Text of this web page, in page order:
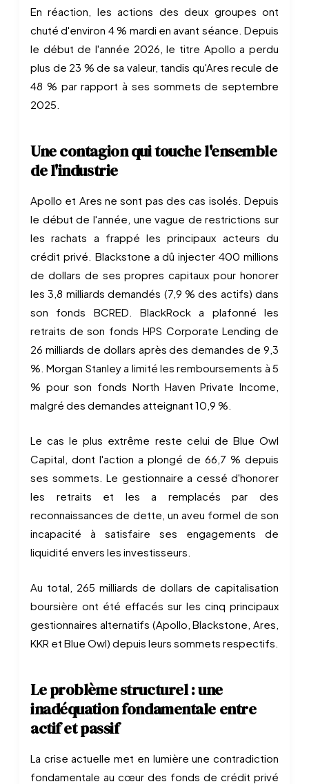
En réaction, les actions des deux groupes ont
chuté d'environ 4 % mardi en avant séance. Depuis
le début de l'année 2026, le titre Apollo a perdu
plus de 23 % de sa valeur, tandis qu'Ares recule de
48 % par rapport à ses sommets de septembre
2025.
Une contagion qui touche l'ensemble
de l'industrie
Apollo et Ares ne sont pas des cas isolés. Depuis
le début de l'année, une vague de restrictions sur
les rachats a frappé les principaux acteurs du
crédit privé. Blackstone a dû injecter 400 millions
de dollars de ses propres capitaux pour honorer
les 3,8 milliards demandés (7,9 % des actifs) dans
son fonds BCRED. BlackRock a plafonné les
retraits de son fonds HPS Corporate Lending de
26 milliards de dollars après des demandes de 9,3
%. Morgan Stanley a limité les remboursements à 5
% pour son fonds North Haven Private Income,
malgré des demandes atteignant 10,9 %.
Le cas le plus extrême reste celui de Blue Owl
Capital, dont l'action a plongé de 66,7 % depuis
ses sommets. Le gestionnaire a cessé d'honorer
les retraits et les a remplacés par des
reconnaissances de dette, un aveu formel de son
incapacité à satisfaire ses engagements de
liquidité envers les investisseurs.
Au total, 265 milliards de dollars de capitalisation
boursière ont été effacés sur les cinq principaux
gestionnaires alternatifs (Apollo, Blackstone, Ares,
KKR et Blue Owl) depuis leurs sommets respectifs.
Le problème structurel : une
inadéquation fondamentale entre
actif et passif
La crise actuelle met en lumière une contradiction
fondamentale au cœur des fonds de crédit privé